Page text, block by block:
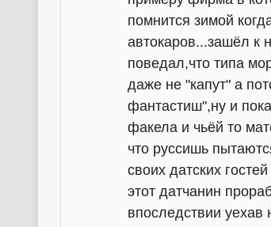
помнится зимой
автокаров...зашёл к
поведал,что типа
даже не "капут" а
фантастиш",ну и
факела и чьёй то
что руссишь
своих датских
этот датчанин
впоследствии